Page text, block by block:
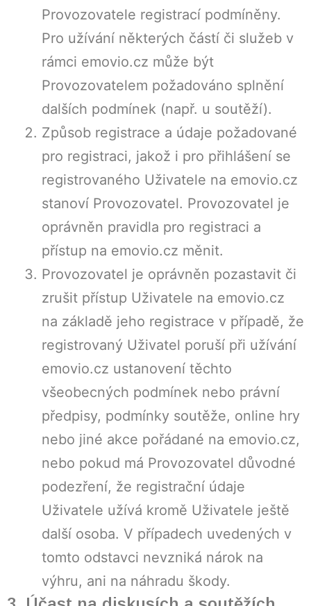
Provozovatele registrací podmíněny.
Pro užívání některých částí či služeb v
rámci emovio.cz může být
Provozovatelem požadováno splnění
dalších podmínek (např. u soutěží).
Způsob registrace a údaje požadované
pro registraci, jakož i pro přihlášení se
registrovaného Uživatele na emovio.cz
stanoví Provozovatel. Provozovatel je
oprávněn pravidla pro registraci a
přístup na emovio.cz měnit.
Provozovatel je oprávněn pozastavit či
zrušit přístup Uživatele na emovio.cz
na základě jeho registrace v případě, že
registrovaný Uživatel poruší při užívání
emovio.cz ustanovení těchto
všeobecných podmínek nebo právní
předpisy, podmínky soutěže, online hry
nebo jiné akce pořádané na emovio.cz,
nebo pokud má Provozovatel důvodné
podezření, že registrační údaje
Uživatele užívá kromě Uživatele ještě
další osoba. V případech uvedených v
tomto odstavci nevzniká nárok na
výhru, ani na náhradu škody.